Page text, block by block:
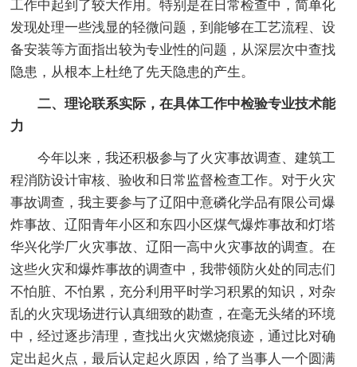
工作中起到了较大作用。特别是在日常检查中，简单化
发现处理一些浅显的轻微问题，到能够在工艺流程、设
备安装等方面指出较为专业性的问题，从深层次中查找
隐患，从根本上杜绝了先天隐患的产生。
二、理论联系实际，在具体工作中检验专业技术能
力
今年以来，我还积极参与了火灾事故调查、建筑工
程消防设计审核、验收和日常监督检查工作。对于火灾
事故调查，我主要参与了辽阳中意磷化学品有限公司爆
炸事故、辽阳青年小区和东四小区煤气爆炸事故和灯塔
华兴化学厂火灾事故、辽阳一高中火灾事故的调查。在
这些火灾和爆炸事故的调查中，我带领防火处的同志们
不怕脏、不怕累，充分利用平时学习积累的知识，对杂
乱的火灾现场进行认真细致的勘查，在毫无头绪的环境
中，经过逐步清理，查找出火灾燃烧痕迹，通过比对确
定出起火点，最后认定起火原因，给了当事人一个圆满